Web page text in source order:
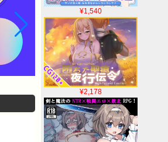
¥1,540
¥2,178